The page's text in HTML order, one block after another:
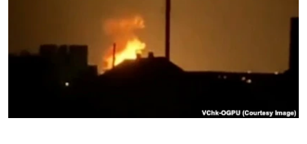
РАСПИСАНИЕ ВЕЩАНИЯ
ПОДПИШИТЕСЬ НА РАССЫЛКУ